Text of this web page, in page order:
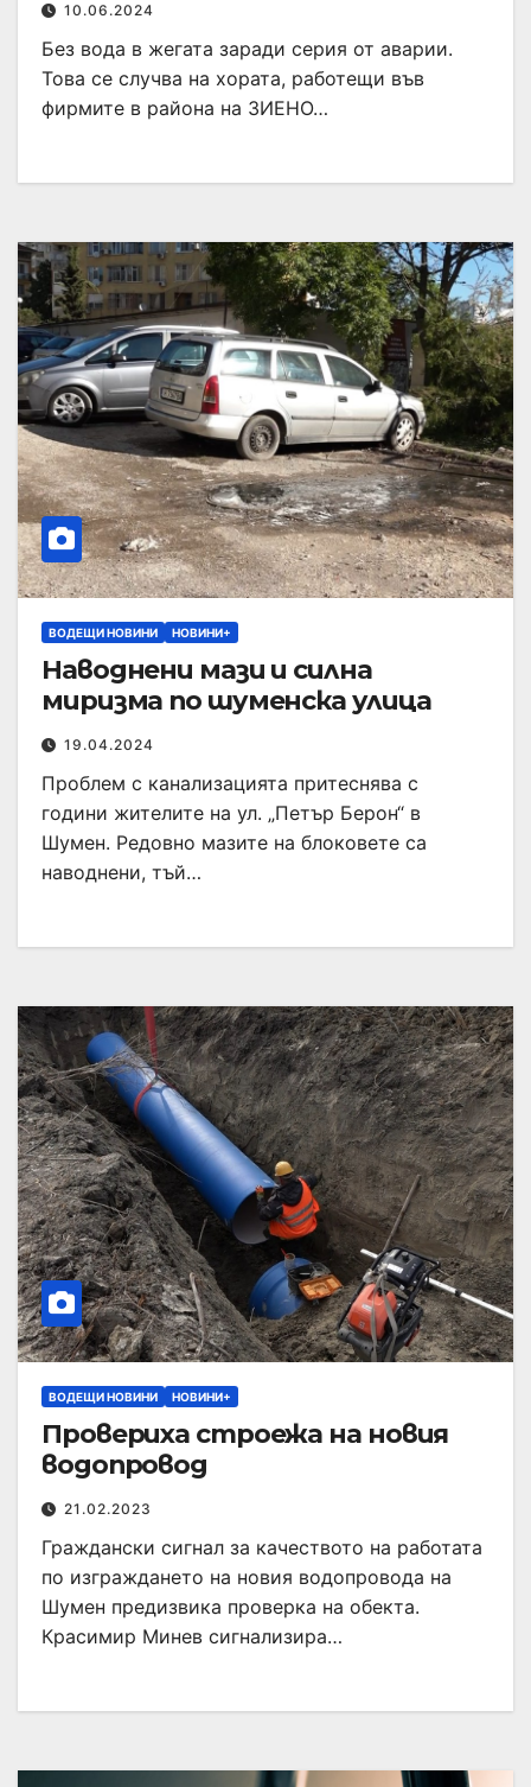
10.06.2024
Без вода в жегата заради серия от аварии.
Това се случва на хората, работещи във
фирмите в района на ЗИЕНО…
ВОДЕЩИ НОВИНИ НОВИНИ+
Наводнени мази и силна
миризма по шуменска улица
19.04.2024
Проблем с канализацията притеснява с
години жителите на ул. „Петър Берон“ в
Шумен. Редовно мазите на блоковете са
наводнени, тъй…
ВОДЕЩИ НОВИНИ НОВИНИ+
Провериха строежа на новия
водопровод
21.02.2023
Граждански сигнал за качеството на работата
по изграждането на новия водопровода на
Шумен предизвика проверка на обекта.
Красимир Минев сигнализира…